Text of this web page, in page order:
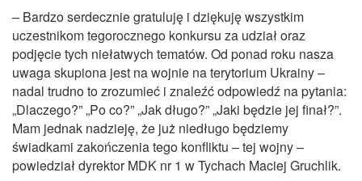
– Bardzo serdecznie gratuluję i dziękuję wszystkim
uczestnikom tegorocznego konkursu za udział oraz
podjęcie tych niełatwych tematów. Od ponad roku nasza
uwaga skupiona jest na wojnie na terytorium Ukrainy –
nadal trudno to zrozumieć i znaleźć odpowiedź na pytania:
„Dlaczego?” „Po co?” „Jak długo?” „Jaki będzie jej finał?”.
Mam jednak nadzieję, że już niedługo będziemy
świadkami zakończenia tego konfliktu – tej wojny –
powiedział dyrektor MDK nr 1 w Tychach Maciej Gruchlik.